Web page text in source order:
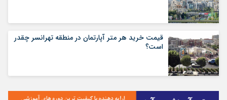
قیمت خرید هر متر آپارتمان در منطقه تهرانسر چقدر
است؟